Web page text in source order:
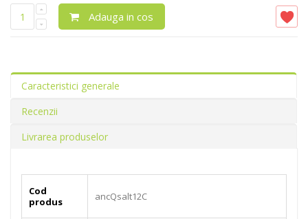
Adauga in cos
Caracteristici generale
Recenzii
Livrarea produselor
Cod
produs
ancQsalt12C